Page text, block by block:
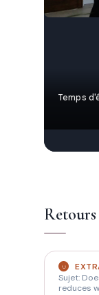
Temps
Sujet:
reduces